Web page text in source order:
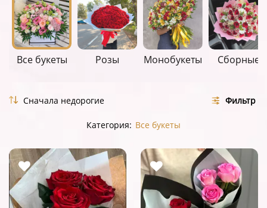
Все букеты Розы Монобукеты Сборные
Категория: Все букеты
Фильтр